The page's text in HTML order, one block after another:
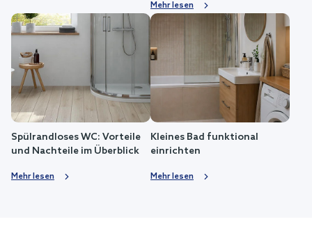
Mehr lesen
Spülrandloses WC: Vorteile
und Nachteile im Überblick
Mehr lesen
Kleines Bad funktional
einrichten
Mehr lesen